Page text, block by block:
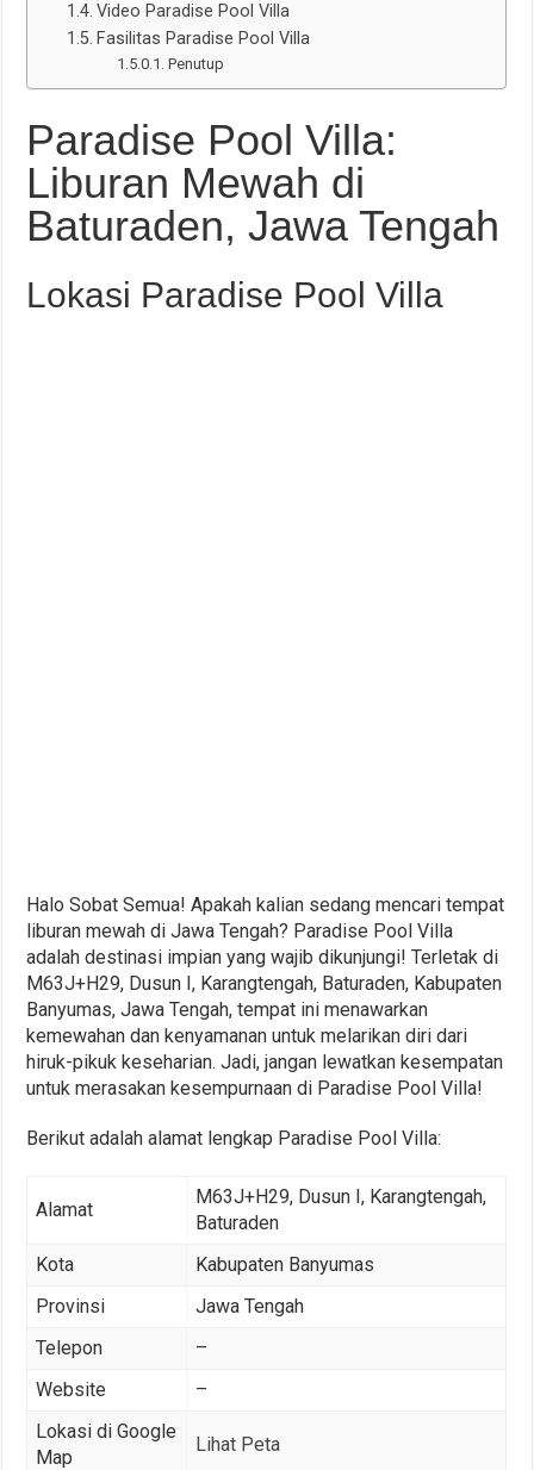
Video Paradise Pool Villa
Fasilitas Paradise Pool Villa
Penutup
Paradise Pool Villa:
Liburan Mewah di
Baturaden, Jawa Tengah
Lokasi Paradise Pool Villa
Halo Sobat Semua! Apakah kalian sedang mencari tempat
liburan mewah di Jawa Tengah? Paradise Pool Villa
adalah destinasi impian yang wajib dikunjungi! Terletak di
M63J+H29, Dusun I, Karangtengah, Baturaden, Kabupaten
Banyumas, Jawa Tengah, tempat ini menawarkan
kemewahan dan kenyamanan untuk melarikan diri dari
hiruk-pikuk keseharian. Jadi, jangan lewatkan kesempatan
untuk merasakan kesempurnaan di Paradise Pool Villa!
Berikut adalah alamat lengkap Paradise Pool Villa:
Alamat
M63J+H29, Dusun I, Karangtengah,
Baturaden
Kota
Kabupaten Banyumas
Provinsi
Jawa Tengah
Telepon
–
Website
–
Lokasi di Google
Map
Lihat Peta